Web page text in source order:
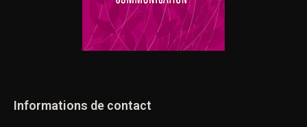
Informations de contact